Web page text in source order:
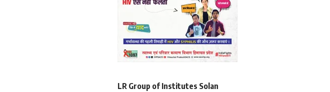
LR Group of Institutes Solan